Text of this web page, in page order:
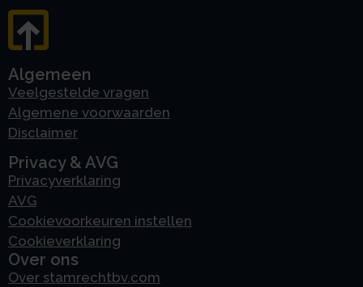
Algemeen
Veelgestelde vragen
Algemene voorwaarden
Disclaimer
Privacy & AVG
Privacyverklaring
AVG
Cookievoorkeuren instellen
Cookieverklaring
Over ons
Over stamrechtbv.com